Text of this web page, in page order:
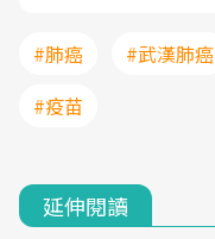
#肺癌 #武漢肺癌
#疫苗
延伸閱讀